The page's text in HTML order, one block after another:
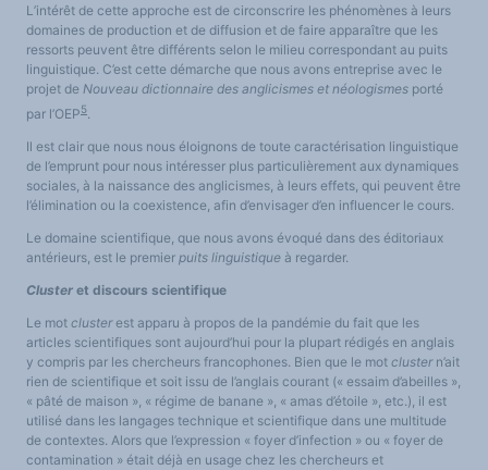
L’intérêt de cette approche est de circonscrire les phénomènes à leurs
domaines de production et de diffusion et de faire apparaître que les
ressorts peuvent être différents selon le milieu correspondant au puits
linguistique. C’est cette démarche que nous avons entreprise avec le
projet de Nouveau dictionnaire des anglicismes et néologismes porté
par l’OEP5.
Il est clair que nous nous éloignons de toute caractérisation linguistique
de l’emprunt pour nous intéresser plus particulièrement aux dynamiques
sociales, à la naissance des anglicismes, à leurs effets, qui peuvent être
l’élimination ou la coexistence, afin d’envisager d’en influencer le cours.
Le domaine scientifique, que nous avons évoqué dans des éditoriaux
antérieurs, est le premier puits linguistique à regarder.
Cluster et discours scientifique
Le mot clusterest apparu à propos de la pandémie du fait que les
articles scientifiques sont aujourd’hui pour la plupart rédigés en anglais
y compris par les chercheurs francophones. Bien que le mot cluster n’ait
rien de scientifique et soit issu de l’anglais courant (« essaim d’abeilles »,
« pâté de maison », « régime de banane », « amas d’étoile », etc.), il est
utilisé dans les langages technique et scientifique dans une multitude
de contextes. Alors que l’expression « foyer d’infection » ou « foyer de
contamination » était déjà en usage chez les chercheurs et